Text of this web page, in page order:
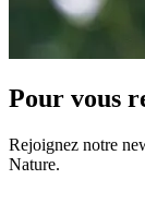
Pour vous
Rejoignez notre
Nature.